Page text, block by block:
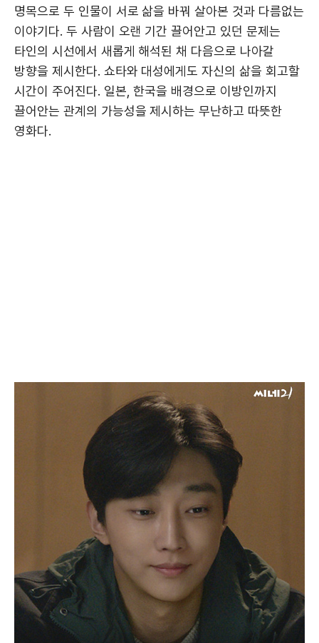
명목으로 두 인물이 서로 삶을 바꿔 살아본 것과 다름없는
이야기다. 두 사람이 오랜 기간 끌어안고 있던 문제는
타인의 시선에서 새롭게 해석된 채 다음으로 나아갈
방향을 제시한다. 쇼타와 대성에게도 자신의 삶을 회고할
시간이 주어진다. 일본, 한국을 배경으로 이방인까지
끌어안는 관계의 가능성을 제시하는 무난하고 따뜻한
영화다.